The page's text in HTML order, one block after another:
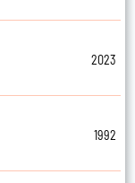
2023
1992